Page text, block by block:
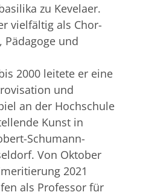
zu Kevelaer.
vielfältig als Chor-
und
2000 leitete er eine
und
an der Hochschule
Kunst in
Schumann-
Von Oktober
2021
als Professor für